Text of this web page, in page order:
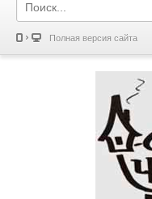
Полная версия сайта